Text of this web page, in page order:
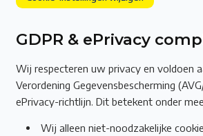
GDPR & ePrivacy
Wij respecteren uw privacy en voldoen
Verordening Gegevensbescherming
ePrivacy-richtlijn. Dit betekent onder
Wij alleen niet-noodzakelijke